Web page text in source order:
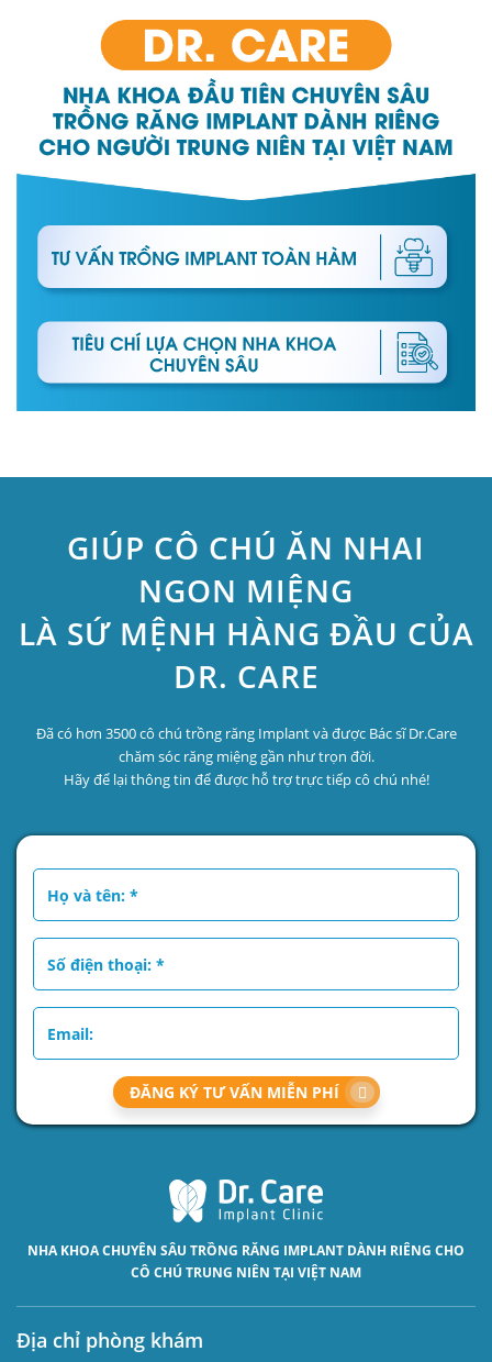
GIÚP CÔ CHÚ ĂN NHAI
NGON MIỆNG
LÀ SỨ MỆNH HÀNG ĐẦU CỦA
DR. CARE
Đã có hơn 3500 cô chú trồng răng Implant và được Bác sĩ Dr.Care
chăm sóc răng miệng gần như trọn đời.
Hãy để lại thông tin để được hỗ trợ trực tiếp cô chú nhé!
ĐĂNG KÝ TƯ VẤN MIỄN PHÍ
NHA KHOA CHUYÊN SÂU TRỒNG RĂNG IMPLANT DÀNH RIÊNG CHO
CÔ CHÚ TRUNG NIÊN TẠI VIỆT NAM
Địa chỉ phòng khám